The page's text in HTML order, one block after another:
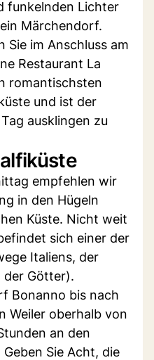
funkelnden Lichter
Märchendorf.
Sie im Anschluss am
Restaurant La
romantischsten
und ist der
ausklingen zu
empfehlen wir
in den Hügeln
Küste. Nicht weit
sich einer der
Italiens, der
der Götter).
Bonanno bis nach
Weiler oberhalb von
an den
Sie Acht, die